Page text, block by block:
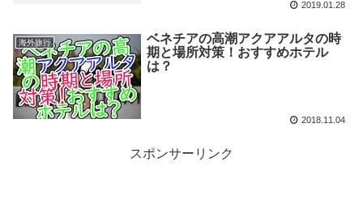
2019.01.28
海外旅行
ベネチアの高潮アクアアルタの時
期と場所対策！おすすめホテル
は？
2018.11.04
スポンサーリンク